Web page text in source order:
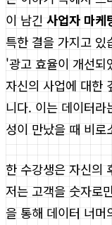
이 남긴 사업자 마케
특한 결을 가지고
'광고 효율이 개선
자신의 사업에 대한
니다. 이는 데이터
성이 만났을 때 비로
한 수강생은 자신의
저는 고객을 숫자로
을 통해 데이터 너머